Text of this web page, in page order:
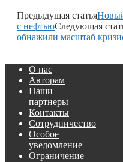
Предыдущая статья
с нефтьюСледующая
обнажили масштаб
О нас
Авторам
Наши
партнеры
Контакты
Сотрудничество
Особое
уведомление
Ограничение